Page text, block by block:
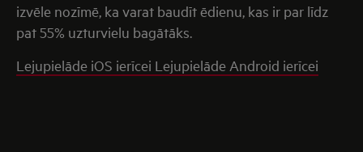
izvēle nozīmē, ka varat baudīt ēdienu, kas ir par līdz
pat 55% uzturvielu bagātāks.
Lejupielāde iOS ierīcei Lejupielāde Android ierīcei